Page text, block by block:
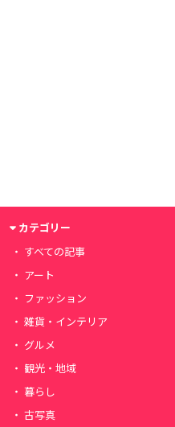
カテゴリー
すべての記事
アート
ファッション
雑貨・インテリア
グルメ
観光・地域
暮らし
古写真